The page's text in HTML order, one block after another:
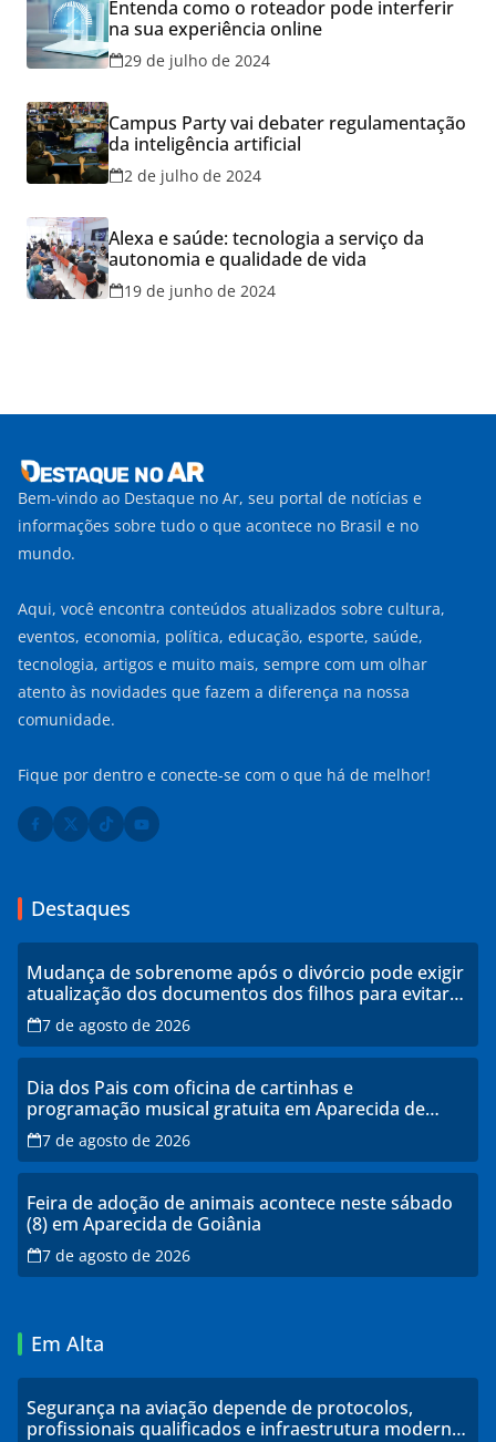
Entenda como o roteador pode interferir
na sua experiência online
29 de julho de 2024
Campus Party vai debater regulamentação
da inteligência artificial
2 de julho de 2024
Alexa e saúde: tecnologia a serviço da
autonomia e qualidade de vida
19 de junho de 2024
Bem-vindo ao Destaque no Ar, seu portal de notícias e
informações sobre tudo o que acontece no Brasil e no
mundo.
Aqui, você encontra conteúdos atualizados sobre cultura,
eventos, economia, política, educação, esporte, saúde,
tecnologia, artigos e muito mais, sempre com um olhar
atento às novidades que fazem a diferença na nossa
comunidade.
Fique por dentro e conecte-se com o que há de melhor!
Destaques
Mudança de sobrenome após o divórcio pode exigir
atualização dos documentos dos filhos para evitar
transtornos
7 de agosto de 2026
Dia dos Pais com oficina de cartinhas e
programação musical gratuita em Aparecida de
Goiânia
7 de agosto de 2026
Feira de adoção de animais acontece neste sábado
(8) em Aparecida de Goiânia
7 de agosto de 2026
Em Alta
Segurança na aviação depende de protocolos,
profissionais qualificados e infraestrutura moderna,